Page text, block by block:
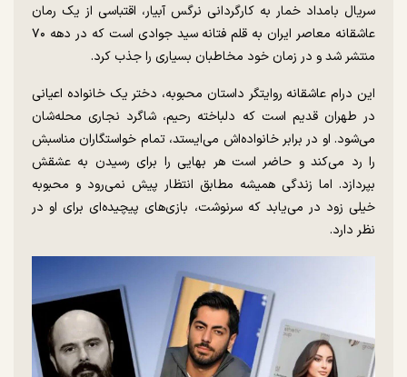
سریال بامداد خمار به کارگردانی نرگس آبیار، اقتباسی از یک رمان‌
عاشقانه معاصر ایران به قلم فتانه سید جوادی است که در دهه ۷۰
منتشر شد و در زمان خود مخاطبان بسیاری را جذب کرد.
این درام عاشقانه روایتگر داستان محبوبه، دختر یک خانواده اعیانی
در طهران قدیم است که دلباخته رحیم، شاگرد نجاری محله‌شان
می‌شود. او در برابر خانواده‌اش می‌ایستد، تمام خواستگاران مناسبش
را رد می‌کند و حاضر است هر بهایی را برای رسیدن به عشقش
بپردازد. اما زندگی همیشه مطابق انتظار پیش نمی‌رود و محبوبه
خیلی زود در می‌یابد که سرنوشت، بازی‌های پیچیده‌ای برای او در
نظر دارد.